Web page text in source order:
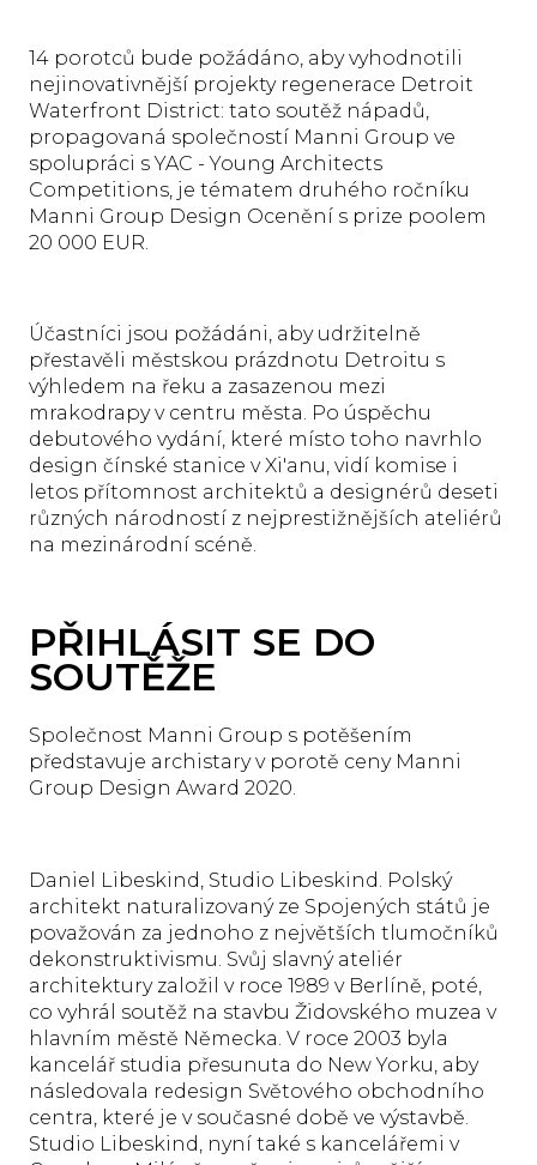
14 porotců bude požádáno, aby vyhodnotili
nejinovativnější projekty regenerace Detroit
Waterfront District: tato soutěž nápadů,
propagovaná společností Manni Group ve
spolupráci s YAC - Young Architects
Competitions, je tématem druhého ročníku
Manni Group Design Ocenění s prize poolem
20 000 EUR.
Účastníci jsou požádáni, aby udržitelně
přestavěli městskou prázdnotu Detroitu s
výhledem na řeku a zasazenou mezi
mrakodrapy v centru města. Po úspěchu
debutového vydání, které místo toho navrhlo
design čínské stanice v Xi'anu, vidí komise i
letos přítomnost architektů a designérů deseti
různých národností z nejprestižnějších ateliérů
na mezinárodní scéně.
PŘIHLÁSIT SE DO
SOUTĚŽE
Společnost Manni Group s potěšením
představuje archistary v porotě ceny Manni
Group Design Award 2020.
Daniel Libeskind, Studio Libeskind. Polský
architekt naturalizovaný ze Spojených států je
považován za jednoho z největších tlumočníků
dekonstruktivismu. Svůj slavný ateliér
architektury založil v roce 1989 v Berlíně, poté,
co vyhrál soutěž na stavbu Židovského muzea v
hlavním městě Německa. V roce 2003 byla
kancelář studia přesunuta do New Yorku, aby
následovala redesign Světového obchodního
centra, které je v současné době ve výstavbě.
Studio Libeskind, nyní také s kancelářemi v